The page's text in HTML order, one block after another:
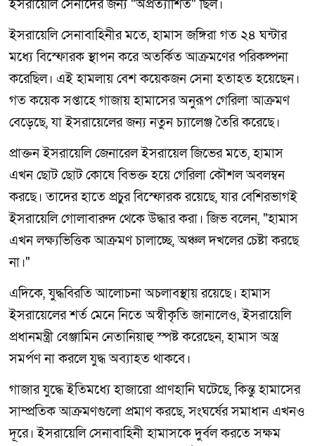
ইসরায়েলি সেনাদের জন্য "অপ্রত্যাশিত" ছিল।
ইসরায়েলি সেনাবাহিনীর মতে, হামাস জঙ্গিরা গত ২৪ ঘন্টার
মধ্যে বিস্ফোরক স্থাপন করে অতর্কিত আক্রমণের পরিকল্পনা
করেছিল। এই হামলায় বেশ কয়েকজন সেনা হতাহত হয়েছেন।
গত কয়েক সপ্তাহে গাজায় হামাসের অনুরূপ গেরিলা আক্রমণ
বেড়েছে, যা ইসরায়েলের জন্য নতুন চ্যালেঞ্জ তৈরি করেছে।
প্রাক্তন ইসরায়েলি জেনারেল ইসরায়েল জিভের মতে, হামাস
এখন ছোট ছোট কোষে বিভক্ত হয়ে গেরিলা কৌশল অবলম্বন
করছে। তাদের হাতে প্রচুর বিস্ফোরক রয়েছে, যার বেশিরভাগই
ইসরায়েলি গোলাবারুদ থেকে উদ্ধার করা। জিভ বলেন, "হামাস
এখন লক্ষ্যভিত্তিক আক্রমণ চালাচ্ছে, অঞ্চল দখলের চেষ্টা করছে
না।"
এদিকে, যুদ্ধবিরতি আলোচনা অচলাবস্থায় রয়েছে। হামাস
ইসরায়েলের শর্ত মেনে নিতে অস্বীকৃতি জানালেও, ইসরায়েলি
প্রধানমন্ত্রী বেঞ্জামিন নেতানিয়াহু স্পষ্ট করেছেন, হামাস অস্ত্র
সমর্পণ না করলে যুদ্ধ অব্যাহত থাকবে।
গাজার যুদ্ধে ইতিমধ্যে হাজারো প্রাণহানি ঘটেছে, কিন্তু হামাসের
সাম্প্রতিক আক্রমণগুলো প্রমাণ করছে, সংঘর্ষের সমাধান এখনও
দূরে। ইসরায়েলি সেনাবাহিনী হামাসকে দুর্বল করতে সক্ষম